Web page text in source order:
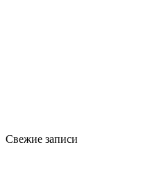
Свежие записи